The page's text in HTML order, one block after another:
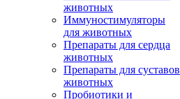
животных
Иммуностимуляторы
для животных
Препараты для сердца
животных
Препараты для суставов
животных
Пробиотики и